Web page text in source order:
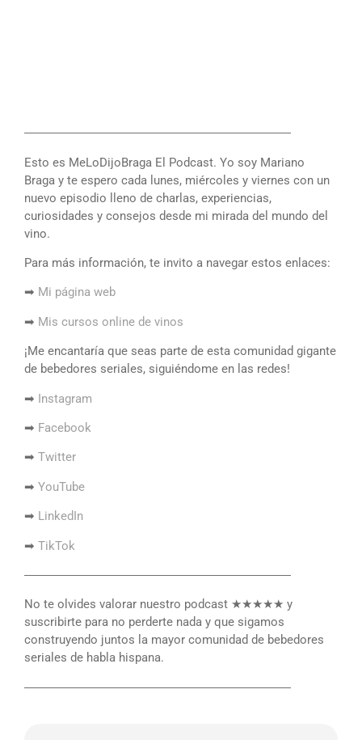
――――――――――――――――――――――
Esto es MeLoDijoBraga El Podcast. Yo soy Mariano
Braga y te espero cada lunes, miércoles y viernes con un
nuevo episodio lleno de charlas, experiencias,
curiosidades y consejos desde mi mirada del mundo del
vino.
Para más información, te invito a navegar estos enlaces:
➡ Mi página web
➡ Mis cursos online de vinos
¡Me encantaría que seas parte de esta comunidad gigante
de bebedores seriales, siguiéndome en las redes!
➡ Instagram
➡ Facebook
➡ Twitter
➡ YouTube
➡ LinkedIn
➡ TikTok
――――――――――――――――――――――
No te olvides valorar nuestro podcast ★★★★★ y
suscribirte para no perderte nada y que sigamos
construyendo juntos la mayor comunidad de bebedores
seriales de habla hispana.
――――――――――――――――――――――